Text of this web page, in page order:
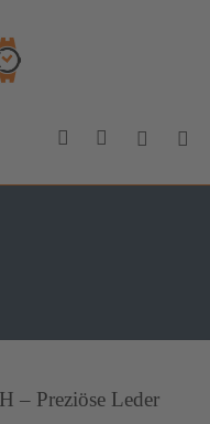
– Preziöse Leder